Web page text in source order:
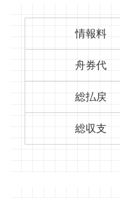
情報料
舟券代
総払戻
総収支